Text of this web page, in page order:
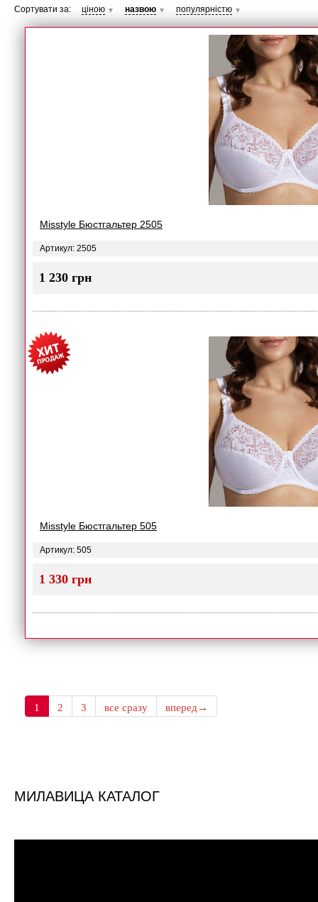
Сортувати за: ціною ▼ назвою ▼ популярністю ▼
Misstyle Бюстгальтер 2505
Артикул: 2505
1 230 грн
Misstyle Бюстгальтер 505
Артикул: 505
1 330 грн
1 2 3 все сразу вперед→
МИЛАВИЦА КАТАЛОГ